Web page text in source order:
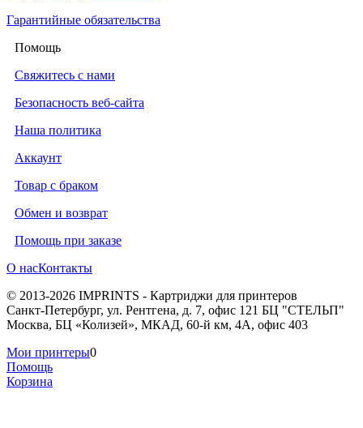
Гарантийные обязательства
Помощь
Свяжитесь с нами
Безопасность веб-сайта
Наша политика
Аккаунт
Товар с браком
Обмен и возврат
Помощь при заказе
О насКонтакты
© 2013-2026 IMPRINTS - Картриджи для принтеров
Санкт-Петербург, ул. Рентгена, д. 7, офис 121 БЦ "СТЕЛЬП"
Москва, БЦ «Колизей», МКАД, 60-й км, 4А, офис 403
Мои принтеры0
Помощь
Корзина